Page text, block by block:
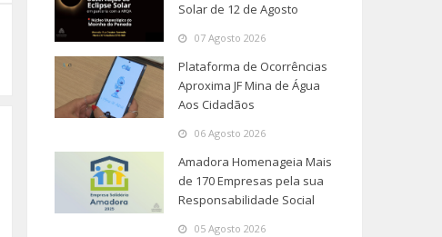
Solar de 12 de Agosto
07 Agosto 2026
Plataforma de Ocorrências
Aproxima JF Mina de Água
Aos Cidadãos
06 Agosto 2026
Amadora Homenageia Mais
de 170 Empresas pela sua
Responsabilidade Social
05 Agosto 2026